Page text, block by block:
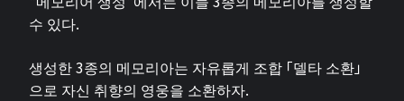
수 있다.
생성한 3종의 메모리아는 자유롭게 조합 「델타 소환」
으로 자신 취향의 영웅을 소환하자.